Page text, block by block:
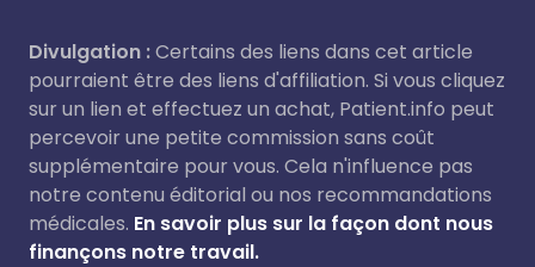
Divulgation :Certains des liens dans cet article
pourraient être des liens d'affiliation. Si vous cliquez
sur un lien et effectuez un achat, Patient.info peut
percevoir une petite commission sans coût
supplémentaire pour vous. Cela n'influence pas
notre contenu éditorial ou nos recommandations
médicales. En savoir plus sur la façon dont nous
finançons notre travail.